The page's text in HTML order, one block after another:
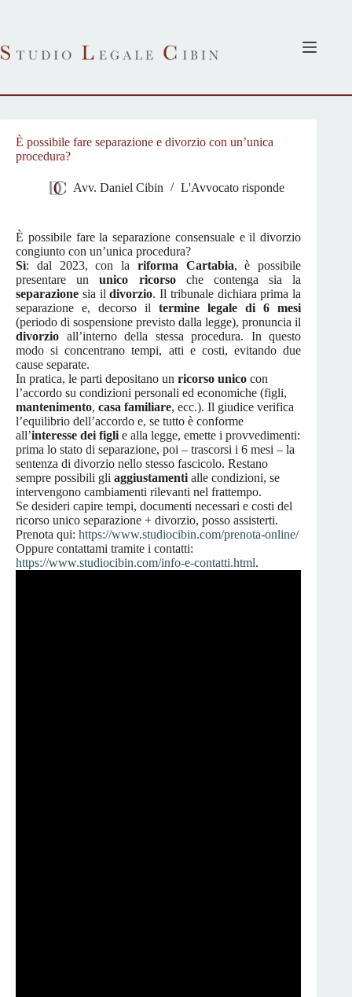
È possibile fare separazione e divorzio con un’unica
procedura?
Avv. Daniel Cibin L'Avvocato risponde
È possibile fare la separazione consensuale e il divorzio
congiunto con un’unica procedura?
Sì: dal 2023, con la riforma Cartabia, è possibile
presentare ununico ricorsoche contenga sia la
separazione sia ildivorzio. Il tribunale dichiara prima la
separazione e, decorso iltermine legale di 6 mesi
(periodo di sospensione previsto dalla legge), pronuncia il
divorzio all’interno della stessa procedura. In questo
modo si concentrano tempi, atti e costi, evitando due
cause separate.
In pratica, le parti depositano un ricorso unico con
l’accordo su condizioni personali ed economiche (figli,
mantenimento, casa familiare, ecc.). Il giudice verifica
l’equilibrio dell’accordo e, se tutto è conforme
all’interesse dei figli e alla legge, emette i provvedimenti:
prima lo stato di separazione, poi – trascorsi i 6 mesi – la
sentenza di divorzio nello stesso fascicolo. Restano
sempre possibili gli aggiustamenti alle condizioni, se
intervengono cambiamenti rilevanti nel frattempo.
Se desideri capire tempi, documenti necessari e costi del
ricorso unico separazione + divorzio, posso assisterti.
Prenota qui: https://www.studiocibin.com/prenota-online/
Oppure contattami tramite i contatti:
https://www.studiocibin.com/info-e-contatti.html.